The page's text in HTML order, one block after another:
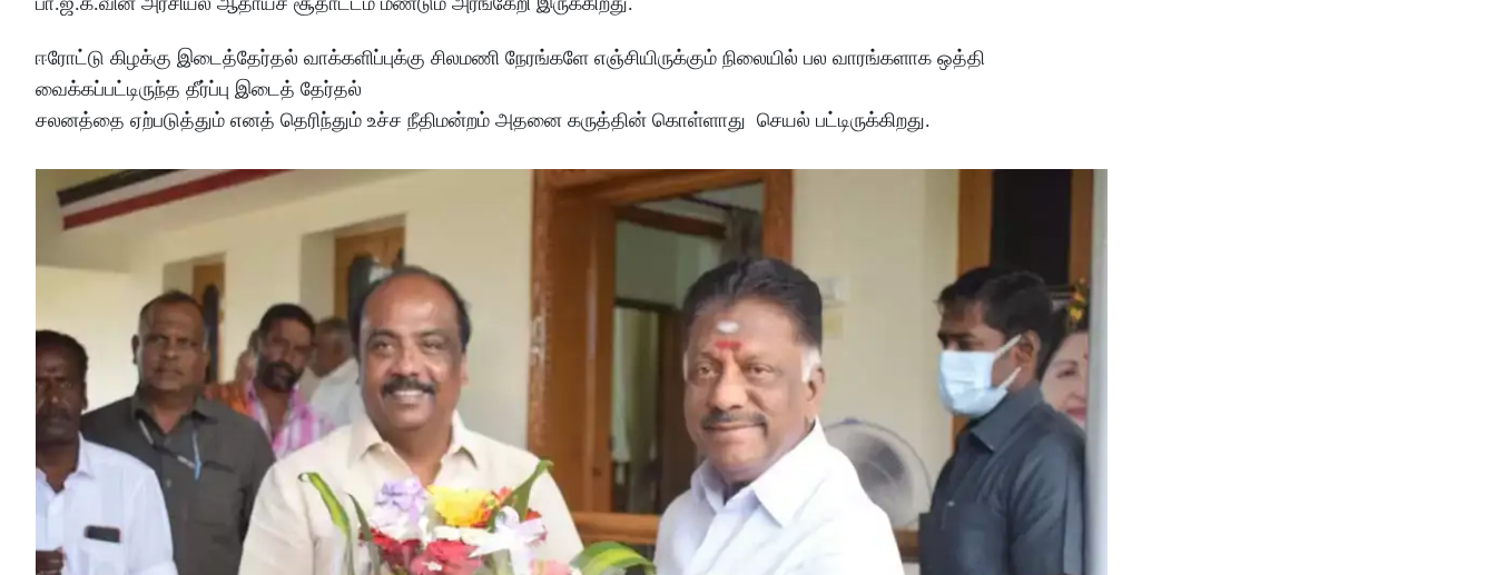
ஈரோட்டு கிழக்கு இடைத்தேர்தல் வாக்களிப்புக்கு சிலமணி நேரங்களே எஞ்சியிருக்கும் நிலையில் பல வாரங்களாக ஒத்தி
வைக்கப்பட்டிருந்த தீர்ப்பு இடைத் தேர்தல்
சலனத்தை ஏற்படுத்தும் எனத் தெரிந்தும் உச்ச நீதிமன்றம் அதனை கருத்தின் கொள்ளாது செயல் பட்டிருக்கிறது.